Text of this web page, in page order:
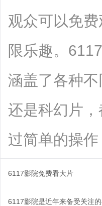
观众可以免
限乐趣。
涵盖了各种
还是科幻片
过简单的操
6117影院免费看大片
6117影院是近年来备受关注